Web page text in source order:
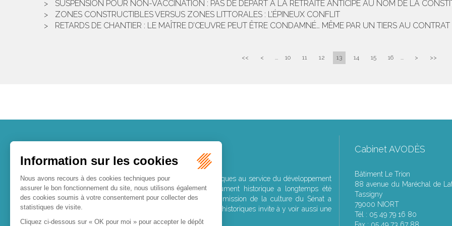
SUSPENSION POUR NON-VACCINATION : PAS DE DÉPART À LA RETRAITE ANTICIPÉ AU NOM DE LA
ZONES CONSTRUCTIBLES VERSUS ZONES LITTORALES : L’ÉPINEUX CONFLIT
RETARDS DE CHANTIER : LE MAÎTRE D’ŒUVRE PEUT ÊTRE CONDAMNÉ… MÊME PAR UN TIERS AU CONTRAT
<< < ... 10 11 12 13 14 15 16 ... > >>
Le joug léger des monuments historiques
Pour une gestion patrimoniale des monuments historiques au service du développement
économique et touristique des collectivités Le monument historique a longtemps été
regardé comme une charge. Le rapport que la commission de la culture du Sénat a
consacré, en juillet 2026, à la gestion des monuments historiques invite à y voir aussi une
ressour...
Lire la suite
Cabinet AVODÈS
Bâtiment Le Trion
88 avenue du Maréchal de
Tassigny
79000 NIORT
Tél : 05 49 79 16 80